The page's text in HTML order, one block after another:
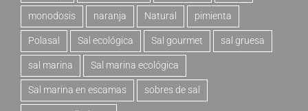
monodosis naranja Natural pimienta
Polasal Sal ecológica Sal gourmet sal gruesa
sal marina Sal marina ecológica
Sal marina en escamas sobres de sal